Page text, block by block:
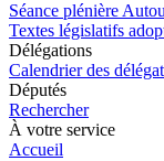
Séance plénière
Textes législatifs
Délégations
Calendrier des
Députés
Rechercher
À votre service
Accueil